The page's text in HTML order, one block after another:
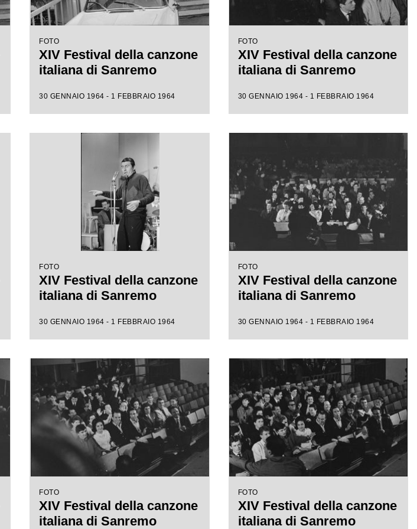
FOTO
XIV Festival della canzone
italiana di Sanremo
30 GENNAIO 1964 - 1 FEBBRAIO 1964
FOTO
XIV Festival della canzone
italiana di Sanremo
30 GENNAIO 1964 - 1 FEBBRAIO 1964
FOTO
XIV Festival della canzone
italiana di Sanremo
30 GENNAIO 1964 - 1 FEBBRAIO 1964
FOTO
XIV Festival della canzone
italiana di Sanremo
30 GENNAIO 1964 - 1 FEBBRAIO 1964
FOTO
XIV Festival della canzone
italiana di Sanremo
FOTO
XIV Festival della canzone
italiana di Sanremo